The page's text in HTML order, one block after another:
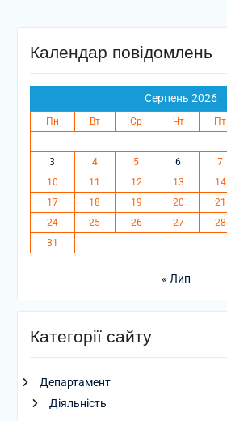
Календар повідомлень
Серпень 2026
Пн Вт Ср Чт Пт
3
4 5 6 7
10
11 12 13 14
17
18 19 20 21
24
25 26 27 28
31
« Лип
Категорії сайту
Департамент
Діяльність